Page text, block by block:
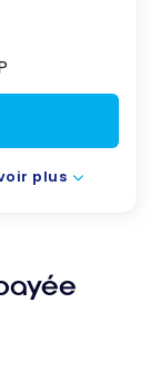
plus